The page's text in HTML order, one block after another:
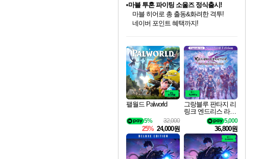
최대 90% 할인가를 만나보세요!
네이버혜택과 함께 만나보세요!
50%할인&추가 적립까지!
마블 투혼 파이팅 소울즈 정식출시!
마블 히어로 총 출동&화려한 격투!
네이버 포인트 혜택까지!
이니&베니 혜택까지!
네이버 혜택가와 함께 예약하세요!
할인&네이버혜택으로 만나보세요!
네이버페이 혜택과 만나보세요!
40주년 프로모션으로 만나보세요!
할인가에 만나보세요!
일부 에디션 상시 할인!
혜택으로 예약 판매 중
편안하게 충전하세요
팰월드 Palworld
32,000
5%
25% 24,000원
그랑블루 판타지 리
링크 엔드리스 라그
나로크 업그레이드
킷 Granblue Fantasy
Relink Endless Ragn
arok Upgrade Kit DL
C
5,000
36,800원